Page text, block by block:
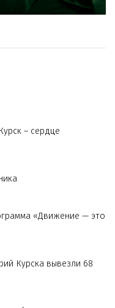
– сердце
«Движение — это
Курска вывезли 68